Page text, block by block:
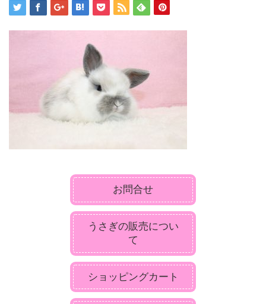
お問合せ
うさぎの販売につい
て
ショッピングカート